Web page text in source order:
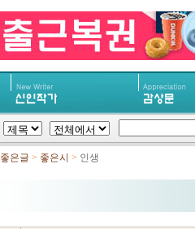
좋은글 > 좋은시 > 인생